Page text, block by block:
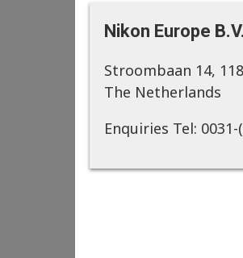
Nikon Europe B.V.
Stroombaan 14,
The Netherlands
Enquiries Tel: 0031-